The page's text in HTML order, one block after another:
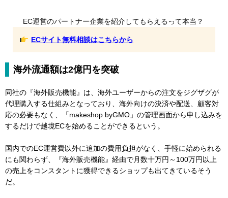
EC運営のパートナー企業を紹介してもらえるって本当？
ECサイト無料相談はこちらから
海外流通額は2億円を突破
同社の『海外販売機能』は、海外ユーザーからの注文をジグザグが
代理購入する仕組みとなっており、海外向けの決済や配送、顧客対
応の必要もなく、「makeshop byGMO」の管理画面から申し込みを
するだけで越境ECを始めることができるという。
国内でのEC運営費以外に追加の費用負担がなく、手軽に始められる
にも関わらず、『海外販売機能』経由で月数十万円～100万円以上
の売上をコンスタントに獲得できるショップも出てきているそう
だ。